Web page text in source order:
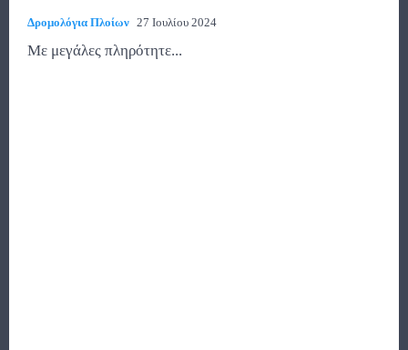
Δρομολόγια Πλοίων 27 Ιουλίου 2024
Με μεγάλες πληρότητε...